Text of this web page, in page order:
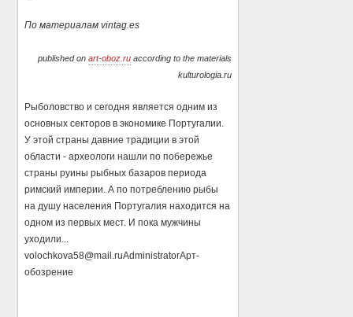
По материалам vintag.es
published on art-oboz.ruaccording to the materials
kulturologia.ru
Рыболовство и сегодня является одним из
основных секторов в экономике Португалии.
У этой страны давние традиции в этой
области - археологи нашли по побережье
страны руины рыбных базаров периода
римский империи. А по потреблению рыбы
на душу населения Португалия находится на
одном из первых мест. И пока мужчины
уходили...
volochkova58@mail.ruAdministratorАрт-
обозрение